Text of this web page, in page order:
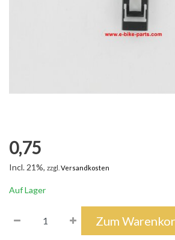
0,75
Incl. 21%, zzgl. Versandkosten
Auf Lager
Zum